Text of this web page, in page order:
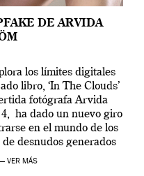
DE ARVIDA
los límites digitales
libro, ‘In The Clouds’
fotógrafa Arvida
ha dado un nuevo giro
en el mundo de los
desnudos generados
VER MÁS